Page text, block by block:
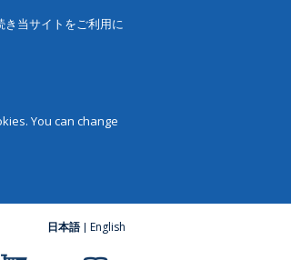
当サイトをご利用に
You can change
日本語 English